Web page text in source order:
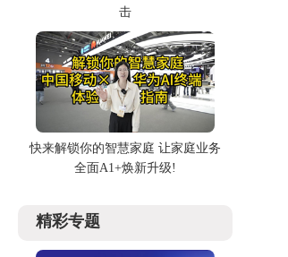
击
快来解锁你的智慧家庭 让家庭业务
全面A1+焕新升级!
精彩专题